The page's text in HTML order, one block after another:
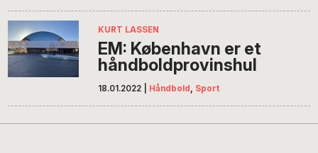
KURT LASSEN
EM: København er et
håndboldprovinshul
18.01.2022 Håndbold , Sport